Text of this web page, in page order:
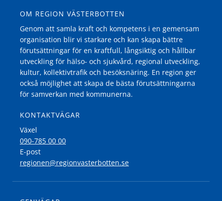
OM REGION VÄSTERBOTTEN
Genom att samla kraft och kompetens i en gemensam
organisation blir vi starkare och kan skapa bättre
förutsättningar för en kraftfull, långsiktig och hållbar
utveckling för hälso- och sjukvård, regional utveckling,
kultur, kollektivtrafik och besöksnäring. En region ger
också möjlighet att skapa de bästa förutsättningarna
för samverkan med kommunerna.
KONTAKTVÄGAR
Växel
090-785 00 00
E-post
regionen@regionvasterbotten.se